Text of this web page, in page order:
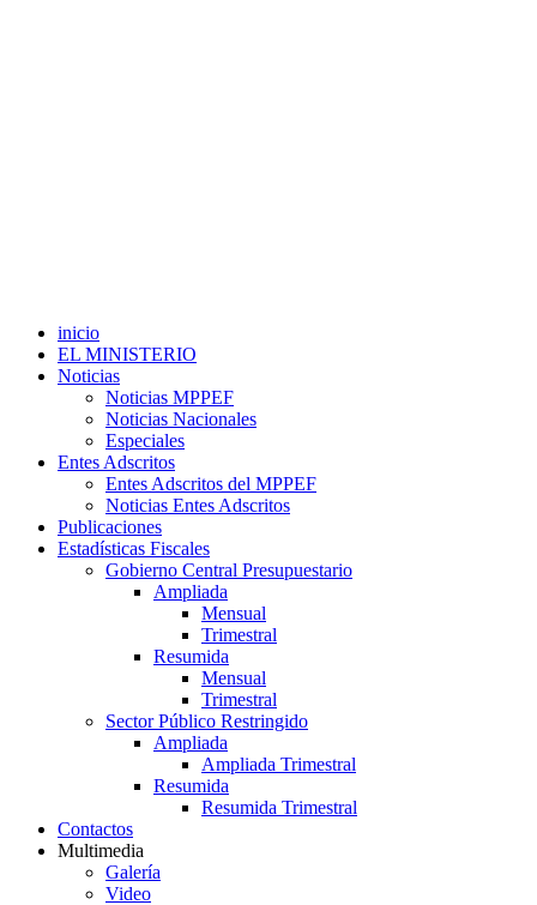
inicio
EL MINISTERIO
Noticias
Noticias MPPEF
Noticias Nacionales
Especiales
Entes Adscritos
Entes Adscritos del MPPEF
Noticias Entes Adscritos
Publicaciones
Estadísticas Fiscales
Gobierno Central Presupuestario
Ampliada
Mensual
Trimestral
Resumida
Mensual
Trimestral
Sector Público Restringido
Ampliada
Ampliada Trimestral
Resumida
Resumida Trimestral
Contactos
Multimedia
Galería
Video